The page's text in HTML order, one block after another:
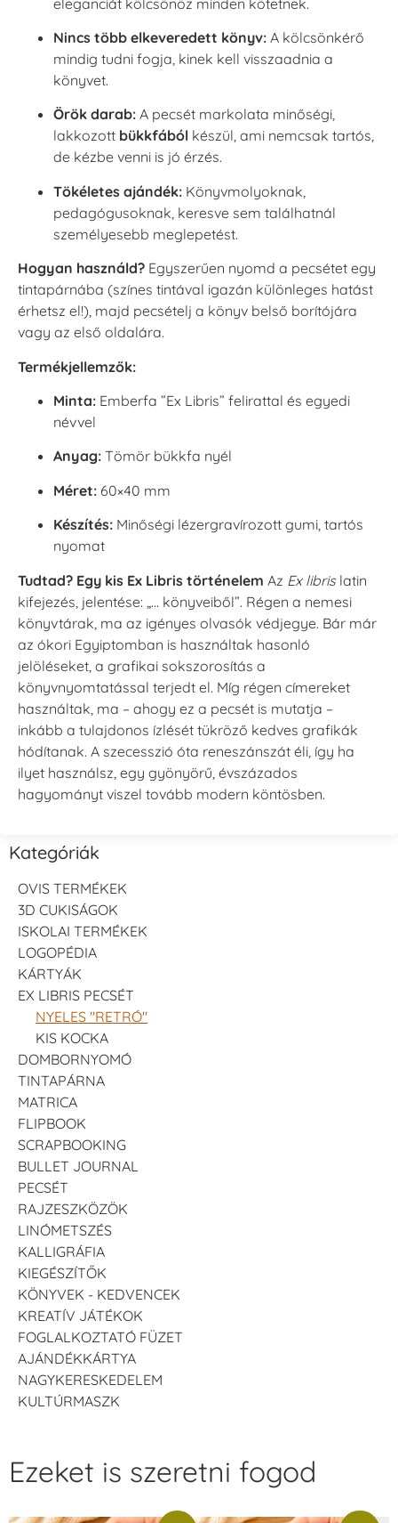
Nincs több elkeveredett könyv: A kölcsönkérő
mindig tudni fogja, kinek kell visszaadnia a
könyvet.
Örök darab: A pecsét markolata minőségi,
lakkozott bükkfából készül, ami nemcsak tartós,
de kézbe venni is jó érzés.
Tökéletes ajándék: Könyvmolyoknak,
pedagógusoknak, keresve sem találhatnál
személyesebb meglepetést.
Hogyan használd? Egyszerűen nyomd a pecsétet egy
tintapárnába (színes tintával igazán különleges hatást
érhetsz el!), majd pecsételj a könyv belső borítójára
vagy az első oldalára.
Termékjellemzők:
Minta: Emberfa ”Ex Libris” felirattal és egyedi
névvel
Anyag: Tömör bükkfa nyél
Méret: 60×40 mm
Készítés: Minőségi lézergravírozott gumi, tartós
nyomat
Tudtad? Egy kis Ex Libris történelem Az Ex libris latin
kifejezés, jelentése: „… könyveiből”. Régen a nemesi
könyvtárak, ma az igényes olvasók védjegye. Bár már
az ókori Egyiptomban is használtak hasonló
jelöléseket, a grafikai sokszorosítás a
könyvnyomtatással terjedt el. Míg régen címereket
használtak, ma – ahogy ez a pecsét is mutatja –
inkább a tulajdonos ízlését tükröző kedves grafikák
hódítanak. A szecesszió óta reneszánszát éli, így ha
ilyet használsz, egy gyönyörű, évszázados
hagyományt viszel tovább modern köntösben.
Kategóriák
OVIS TERMÉKEK
3D CUKISÁGOK
ISKOLAI TERMÉKEK
LOGOPÉDIA
KÁRTYÁK
EX LIBRIS PECSÉT
NYELES "RETRÓ"
KIS KOCKA
DOMBORNYOMÓ
TINTAPÁRNA
MATRICA
FLIPBOOK
SCRAPBOOKING
BULLET JOURNAL
PECSÉT
RAJZESZKÖZÖK
LINÓMETSZÉS
KALLIGRÁFIA
KIEGÉSZÍTŐK
KÖNYVEK - KEDVENCEK
KREATÍV JÁTÉKOK
FOGLALKOZTATÓ FÜZET
AJÁNDÉKKÁRTYA
NAGYKERESKEDELEM
KULTÚRMASZK
Ezeket is szeretni fogod